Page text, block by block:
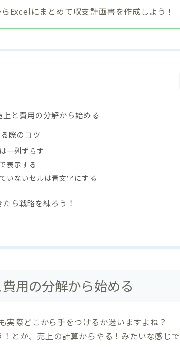
Excelにまとめて収支計画書を作成しよう！
と費用の分解から始める
際のコツ
一列ずらす
表示する
いないセルは青文字にする
ら戦略を練ろう！
用の分解から始める
実際どこから手をつけるか迷いますよね？
とか、売上の計算からやる！みたいな感じで